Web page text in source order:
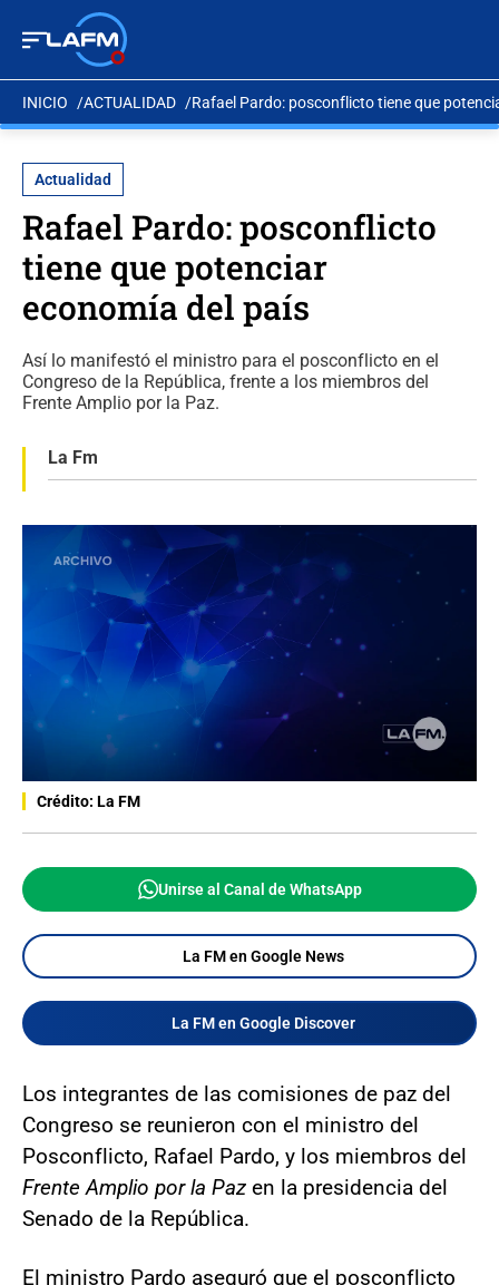
INICIO ACTUALIDAD Rafael Pardo: posconflicto tiene que
Actualidad
Rafael Pardo: posconflicto
tiene que potenciar
economía del país
Así lo manifestó el ministro para el posconflicto en el
Congreso de la República, frente a los miembros del
Frente Amplio por la Paz.
La Fm
Crédito: La FM
Unirse al Canal de WhatsApp
La FM en Google News
La FM en Google Discover
Los integrantes de las comisiones de paz del
Congreso se reunieron con el ministro del
Posconflicto, Rafael Pardo, y los miembros del
Frente Amplio por la Paz en la presidencia del
Senado de la República.
El ministro Pardo aseguró que el posconflicto